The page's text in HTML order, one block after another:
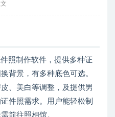
照制作软件，提供多种证
背景，有多种底色可选。
、美白等调整，及提供男
件照需求。用户能轻松制
前往照相馆。